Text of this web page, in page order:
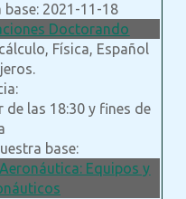
base: 2021-11-18
Doctorando
Física, Español
las 18:30 y fines de
base:
Equipos y